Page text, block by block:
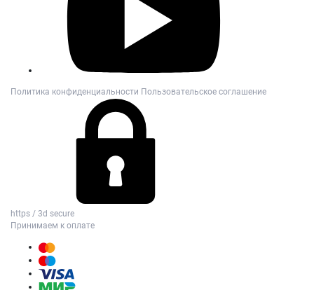
Политика конфиденциальности Пользовательское соглашение
https / 3d secure
Принимаем к оплате